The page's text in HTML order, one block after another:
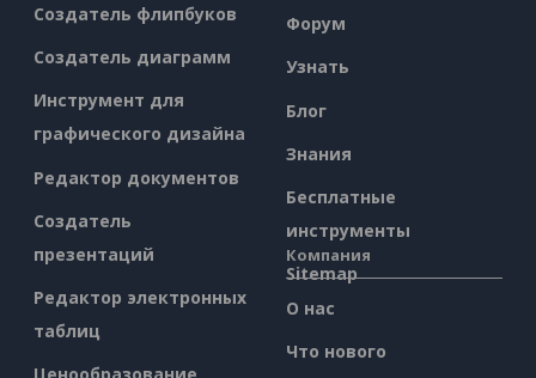
Создатель флипбуков
Создатель диаграмм
Инструмент для
графического дизайна
Редактор документов
Создатель
презентаций
Редактор электронных
таблиц
Форум
Узнать
Блог
Знания
Бесплатные
инструменты
Sitemap
Компания
О нас
Что нового